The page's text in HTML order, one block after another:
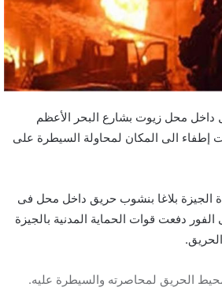
داخل محل زيوت بشارع البحر الأعظم
وانتقلت 8 سيارات إطفاء الى المكان لمحاولة السيطرة على
الجيزة بلاغا بنشوب حريق داخل محل فى
دفعت قوات الحماية المدنية بالجيزة
الحريق لمحاصرته والسيطرة عليه.